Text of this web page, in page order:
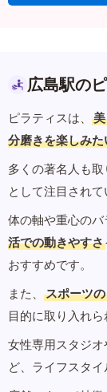
広島駅の
ピラティスは、
分磨きを楽しみた
多くの著名人も
として注目されて
体の軸や重心のバ
活での動きやすさ
おすすめです。
また、
スポーツ
目的に取り入れら
女性専用スタジ
ど、ライフスタ